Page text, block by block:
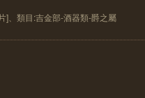
]、類目:吉金部-酒器類-爵之屬